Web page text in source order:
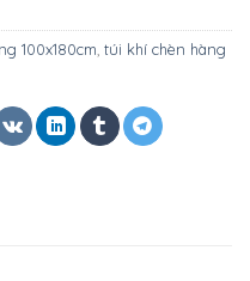
100x180cm, túi khí chèn hàng